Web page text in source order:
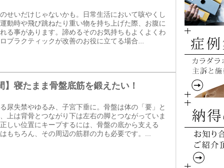
せいだけじゃないかも。日常生活において咳やくし
動時や飛び跳ねたり重い物を持ち上げた際、お腹に
る事があります。諦めるそのお気持ちもよくよくわ
プラクティックが改善のお役に立てる場合...
】寝たまま骨盤底筋を鍛えたい！
尿失禁やゆるみ、子宮下垂に。骨盤は体の「要」と
上は背骨とつながり下は左右の脚とつながっていま
しい位置にキープするには、骨盤の底から支える
はもちろん、その周辺の筋群の力も必要です。...